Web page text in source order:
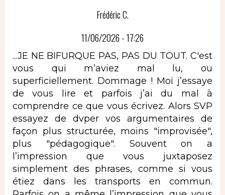
Frédéric C.
11/06/2026 - 17:26
...JE NE BIFURQUE PAS, PAS DU TOUT. C'est
vous qui m’aviez mal lu, ou
superficiellement. Dommage ! Moi j’essaye
de vous lire et parfois j’ai du mal à
comprendre ce que vous écrivez. Alors SVP
essayez de dvper vos argumentaires de
façon plus structurée, moins "improvisée",
plus "pédagogique". Souvent on a
l’impression que vous juxtaposez
simplement des phrases, comme si vous
étiez dans les transports en commun.